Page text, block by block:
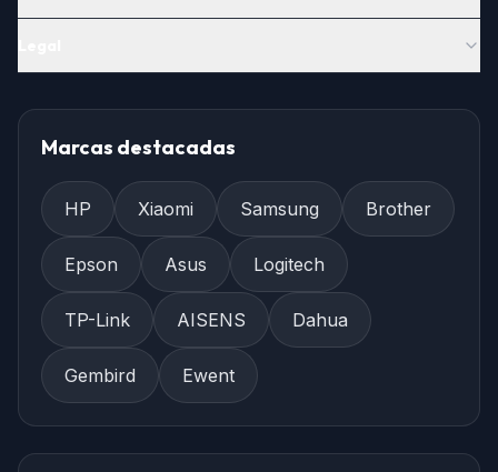
Marcas destacadas
HP Xiaomi Samsung Brother
Epson Asus Logitech
TP-Link AISENS Dahua
Gembird Ewent